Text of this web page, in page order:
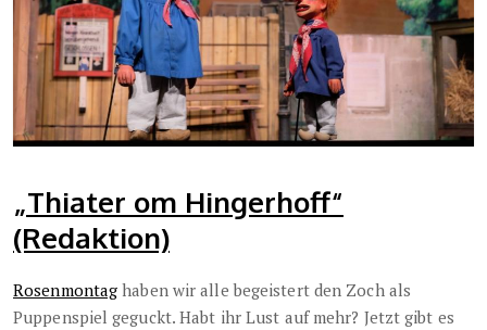
„Thiater om Hingerhoff“
(Redaktion)
Rosenmontag haben wir alle begeistert den Zoch als
Puppenspiel geguckt. Habt ihr Lust auf mehr? Jetzt gibt es